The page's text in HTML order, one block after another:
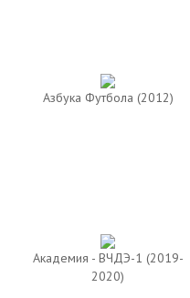
Азбука Футбола (2012)
Академия - ВЧДЭ-1 (2019-
2020)